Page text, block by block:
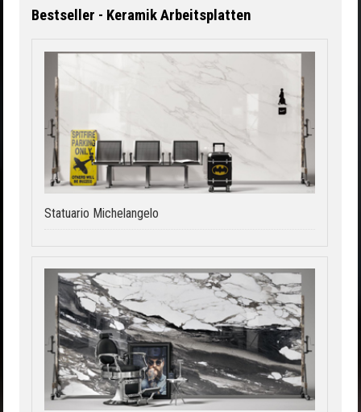
Bestseller - Keramik Arbeitsplatten
Statuario Michelangelo